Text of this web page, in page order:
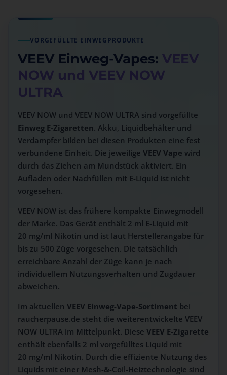
VORGEFÜLLTE EINWEGPRODUKTE
VEEV Einweg-Vapes: VEEV
NOW und VEEV NOW
ULTRA
VEEV NOW und VEEV NOW ULTRA sind vorgefüllte
Einweg E-Zigaretten. Akku, Liquidbehälter und
Verdampfer bilden bei diesen Produkten eine fest
verbundene Einheit. Die jeweilige VEEV Vape wird
durch das Ziehen am Mundstück aktiviert. Ein
Aufladen oder Nachfüllen mit E-Liquid ist nicht
vorgesehen.
VEEV NOW ist das frühere kompakte Einwegmodell
der Marke. Das Gerät enthält 2 ml E-Liquid mit
20 mg/ml Nikotin und ist laut Herstellerangabe für
bis zu 500 Züge vorgesehen. Die tatsächlich
erreichbare Anzahl der Züge kann je nach
individuellem Nutzungsverhalten und Zugdauer
abweichen.
Im aktuellen VEEV Einweg-Vape-Sortiment bei
raucherpause.de steht die weiterentwickelte VEEV
NOW ULTRA im Mittelpunkt. Diese VEEV E-Zigarette
enthält ebenfalls 2 ml vorgefülltes Liquid mit
20 mg/ml Nikotin. Durch die effiziente Nutzung des
Liquids mit einer Mesh-&-Coil-Heiztechnologie sind